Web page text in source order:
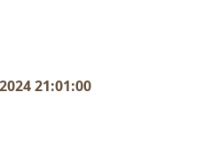
21:01:00